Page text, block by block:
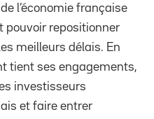
l’économie française
pouvoir repositionner
meilleurs délais. En
tient ses engagements,
investisseurs
et faire entrer